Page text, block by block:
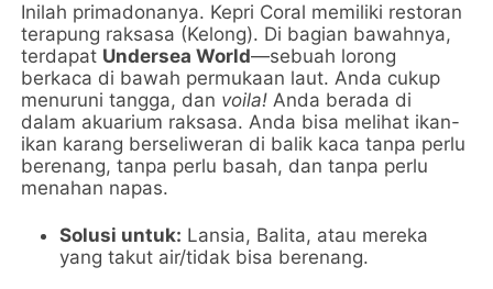
Inilah primadonanya. Kepri Coral memiliki restoran
terapung raksasa (Kelong). Di bagian bawahnya,
terdapat Undersea World—sebuah lorong
berkaca di bawah permukaan laut. Anda cukup
menuruni tangga, dan voila! Anda berada di
dalam akuarium raksasa. Anda bisa melihat ikan-
ikan karang berseliweran di balik kaca tanpa perlu
berenang, tanpa perlu basah, dan tanpa perlu
menahan napas.
Solusi untuk: Lansia, Balita, atau mereka
yang takut air/tidak bisa berenang.